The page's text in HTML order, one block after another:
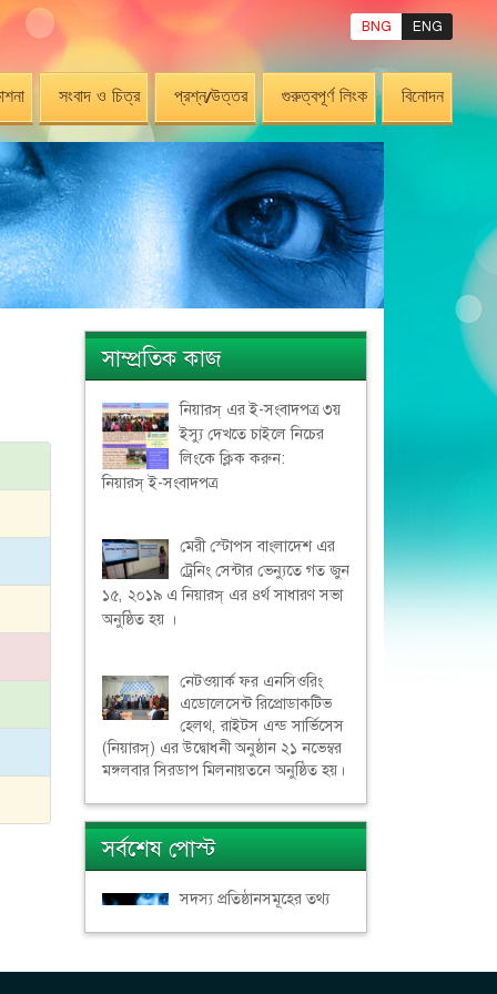
BNG ENG
সংবাদ ও চিত্র প্রশ্ন/উত্তর গুরুত্বপূর্ণ লিংক বিনোদন
সাম্প্রতিক কাজ
নিয়ারস্ এর ই-সংবাদপত্র ৩য়
ইস্যু দেখতে চাইলে নিচের
লিংকে ক্লিক করুন:
নিয়ারস্ ই-সংবাদপত্র
মেরী স্টোপস বাংলাদেশ এর
ট্রেনিং সেন্টার ভেন্যুতে গত জুন
১৫, ২০১৯ এ নিয়ারস্ এর ৪র্থ সাধারণ সভা
অনুষ্ঠিত হয় ।
নেটওয়ার্ক ফর এনসিওরিং
এডোলেসেন্ট রিপ্রোডাকটিভ
হেলথ, রাইটস এন্ড সার্ভিসেস
(নিয়ারস্) এর উদ্বোধনী অনুষ্ঠান ২১ নভেম্বর
মঙ্গলবার সিরডাপ মিলনায়তনে অনুষ্ঠিত হয়।
সর্বশেষ পোস্ট
সদস্য প্রতিষ্ঠানসমূহের তথ্য